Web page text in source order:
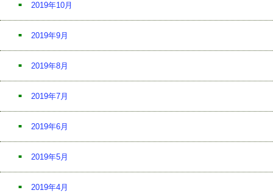
2019年10月
2019年9月
2019年8月
2019年7月
2019年6月
2019年5月
2019年4月